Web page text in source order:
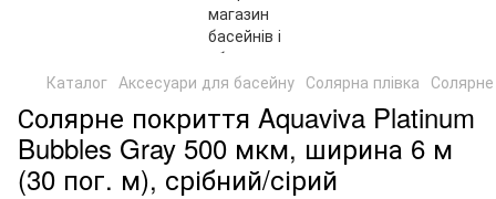
Каталог Аксесуари для басейну Солярна плівка
Солярне покриття Aquaviva Platinum
Bubbles Gray 500 мкм, ширина 6 м
(30 пог. м), срібний/сірий